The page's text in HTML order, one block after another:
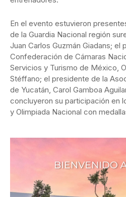
En el evento estuvieron
de la Guardia Nacional región
Juan Carlos Guzmán Giadans; el
Confederación de Cámaras
Servicios y Turismo de México,
Stéffano; el presidente de la
de Yucatán, Carol Gamboa
concluyeron su participación en
y Olimpiada Nacional con